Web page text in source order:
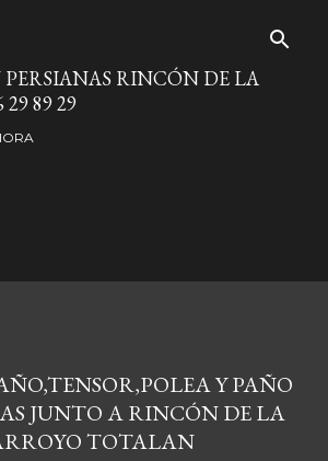
RINCÓN DE LA
89 29
Y PAÑO
JUNTO A RINCÓN DE LA
TOTALAN